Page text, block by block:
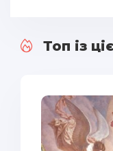
Топ із